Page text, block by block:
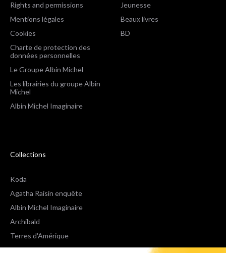
Rights and permissions
Mentions légales
Cookies
Charte de protection des
données personnelles
Le Groupe Albin Michel
Les librairies du groupe Albin
Michel
Albin Michel Imaginaire
Jeunesse
Beaux livres
BD
Collections
Koda
Agatha Raisin enquête
Albin Michel Imaginaire
Archibald
Terres d'Amérique
Espaces Libres Poche